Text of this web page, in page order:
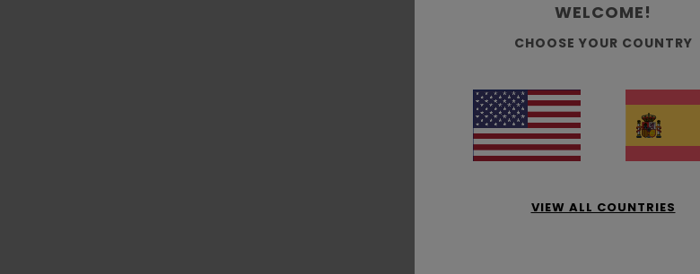
WELCOME!
CHOOSE YOUR COUNTRY
VIEW ALL COUNTRIES